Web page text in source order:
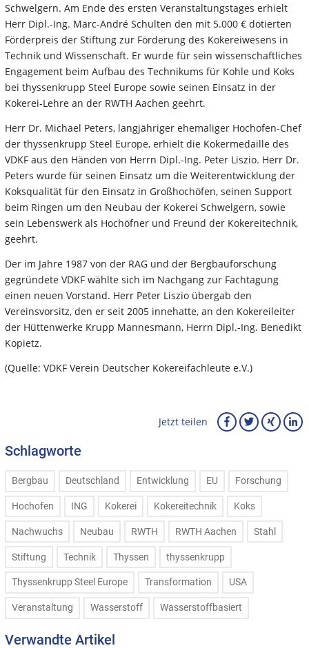
Schwelgern. Am Ende des ersten Veranstaltungstages erhielt
Herr Dipl.-Ing. Marc-André Schulten den mit 5.000 € dotierten
Förderpreis der Stiftung zur Förderung des Kokereiwesens in
Technik und Wissenschaft. Er wurde für sein wissenschaftliches
Engagement beim Aufbau des Technikums für Kohle und Koks
bei thyssenkrupp Steel Europe sowie seinen Einsatz in der
Kokerei-Lehre an der RWTH Aachen geehrt.
Herr Dr. Michael Peters, langjähriger ehemaliger Hochofen-Chef
der thyssenkrupp Steel Europe, erhielt die Kokermedaille des
VDKF aus den Händen von Herrn Dipl.-Ing. Peter Liszio. Herr Dr.
Peters wurde für seinen Einsatz um die Weiterentwicklung der
Koksqualität für den Einsatz in Großhochöfen, seinen Support
beim Ringen um den Neubau der Kokerei Schwelgern, sowie
sein Lebenswerk als Hochöfner und Freund der Kokereitechnik,
geehrt.
Der im Jahre 1987 von der RAG und der Bergbauforschung
gegründete VDKF wählte sich im Nachgang zur Fachtagung
einen neuen Vorstand. Herr Peter Liszio übergab den
Vereinsvorsitz, den er seit 2005 innehatte, an den Kokereileiter
der Hüttenwerke Krupp Mannesmann, Herrn Dipl.-Ing. Benedikt
Kopietz.
(Quelle: VDKF Verein Deutscher Kokereifachleute e.V.)
Jetzt teilen
Schlagworte
Bergbau Deutschland Entwicklung EU Forschung
Hochofen ING Kokerei Kokereitechnik Koks
Nachwuchs Neubau RWTH RWTH Aachen Stahl
Stiftung Technik Thyssen thyssenkrupp
Thyssenkrupp Steel Europe Transformation USA
Veranstaltung Wasserstoff Wasserstoffbasiert
Verwandte Artikel